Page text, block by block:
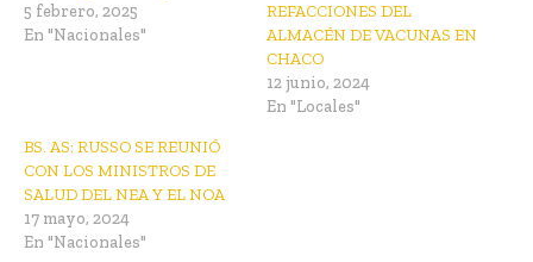
5 febrero, 2025
En "Nacionales"
REFACCIONES DEL
ALMACÉN DE VACUNAS EN
CHACO
12 junio, 2024
En "Locales"
BS. AS: RUSSO SE REUNIÓ
CON LOS MINISTROS DE
SALUD DEL NEA Y EL NOA
17 mayo, 2024
En "Nacionales"